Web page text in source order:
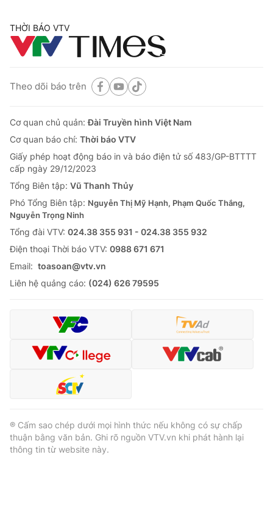
THỜI BÁO VTV
Theo dõi báo trên
Cơ quan chủ quản:Đài Truyền hình Việt Nam
Cơ quan báo chí: Thời báo VTV
Giấy phép hoạt động báo in và báo điện tử số 483/GP-BTTTT
cấp ngày 29/12/2023
Tổng Biên tập: Vũ Thanh Thủy
Phó Tổng Biên tập: Nguyễn Thị Mỹ Hạnh, Phạm Quốc Thắng,
Nguyễn Trọng Ninh
Tổng đài VTV: 024.38 355 931 - 024.38 355 932
Ðiện thoại Thời báo VTV: 0988 671 671
Email: toasoan@vtv.vn
Liên hệ quảng cáo: (024) 626 79595
® Cấm sao chép dưới mọi hình thức nếu không có sự chấp
thuận bằng văn bản. Ghi rõ nguồn VTV.vn khi phát hành lại
thông tin từ website này.